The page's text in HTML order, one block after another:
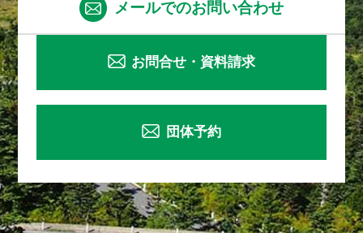
メールでのお問い合わせ
お問合せ・資料請求
団体予約